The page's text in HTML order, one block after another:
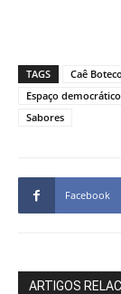
TAGS Caê
Espaço democrático
Sabores
Facebook
ARTIGOS